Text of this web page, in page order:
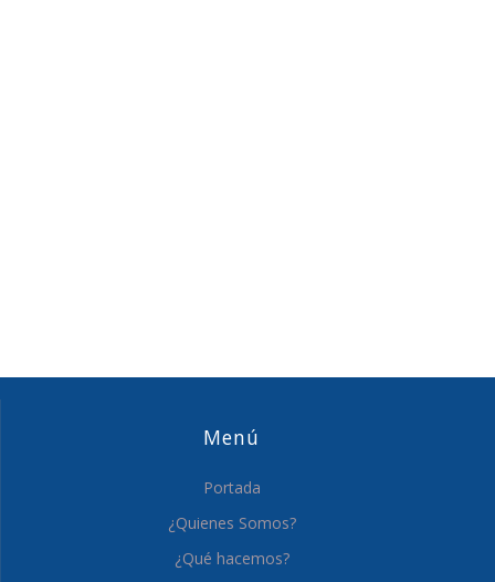
Menú
Portada
¿Quienes Somos?
¿Qué hacemos?